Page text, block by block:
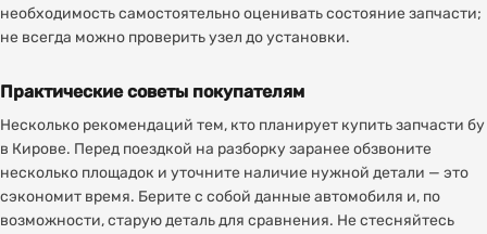
необходимость самостоятельно оценивать состояние запчасти;
не всегда можно проверить узел до установки.
Практические советы покупателям
Несколько рекомендаций тем, кто планирует купить запчасти бу
в Кирове. Перед поездкой на разборку заранее обзвоните
несколько площадок и уточните наличие нужной детали — это
сэкономит время. Берите с собой данные автомобиля и, по
возможности, старую деталь для сравнения. Не стесняйтесь